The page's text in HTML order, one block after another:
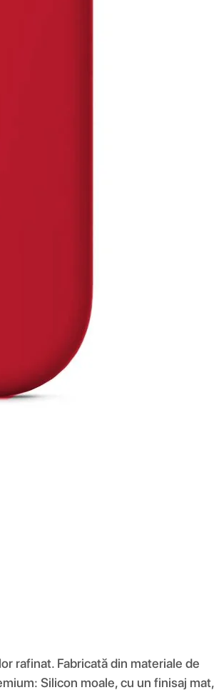
rafinat. Fabricată din materiale de
Silicon moale, cu un finisaj mat,